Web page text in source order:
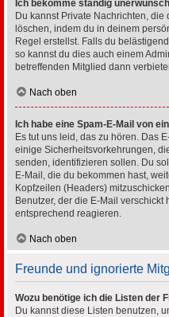
Ich bekomme ständig
Du kannst Private Nachrichten,
löschen, indem du in deinem
Regel erstellst. Falls du
so kannst du dies auch einem
betreffenden Mitglied dann
Nach oben
Ich habe eine Spam-E-Mail von
Es tut uns leid, das zu hören. Das
einige Sicherheitsvorkehrungen,
senden, identifizieren sollen. Du
E-Mail, die du bekommen hast,
Kopfzeilen (Headers)
Benutzer, der die E-Mail verschickt
entsprechend reagieren.
Nach oben
Freunde und ignorierte
Wozu benötige ich die Listen der
Du kannst diese Listen benutzen,